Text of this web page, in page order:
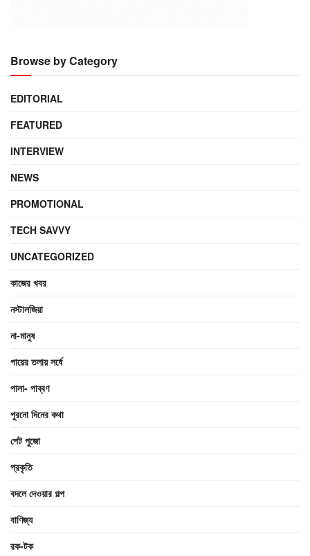
Browse by Category
EDITORIAL
FEATURED
INTERVIEW
NEWS
PROMOTIONAL
TECH SAVVY
UNCATEGORIZED
কাজের খবর
নস্টালজিয়া
না-মানুষ
পায়ের তলায় সর্ষে
পালা- পাব্বণ
পুরনো দিনের কথা
পেট পুজো
প্রকৃতি
বদলে দেওয়ার গল্প
বাণিজ্য
রক-টক